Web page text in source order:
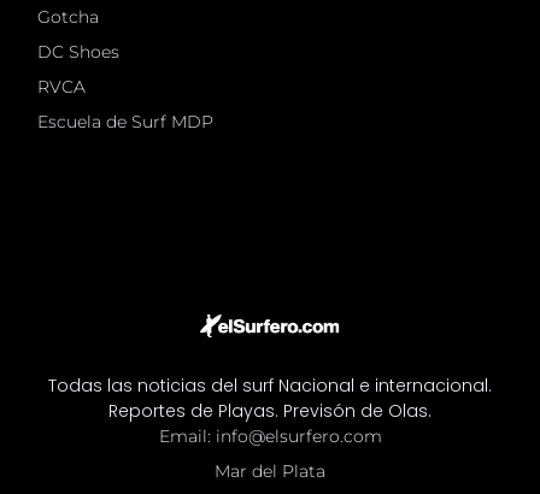
Todas las noticias del surf Nacional e internacional.
Reportes de Playas. Previsón de Olas.
Email: info@elsurfero.com
Mar del Plata
Gotcha
DC Shoes
RVCA
Escuela de Surf MDP